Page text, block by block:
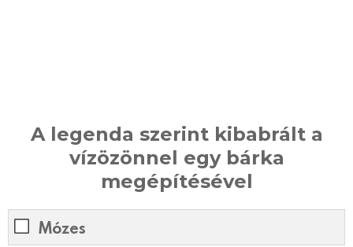
A legenda szerint kibabrált a
vízözönnel egy bárka
megépítésével
Mózes